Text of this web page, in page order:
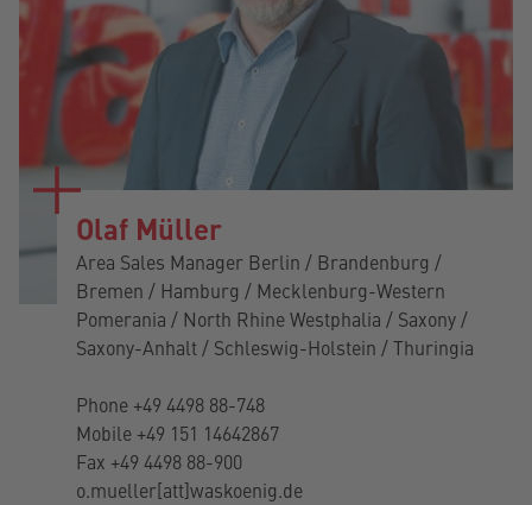
Olaf Müller
Area Sales Manager Berlin / Brandenburg /
Bremen / Hamburg / Mecklenburg-Western
Pomerania / North Rhine Westphalia / Saxony /
Saxony-Anhalt / Schleswig-Holstein / Thuringia
Phone +49 4498 88-748
Mobile +49 151 14642867
Fax +49 4498 88-900
o.mueller[att]waskoenig.de